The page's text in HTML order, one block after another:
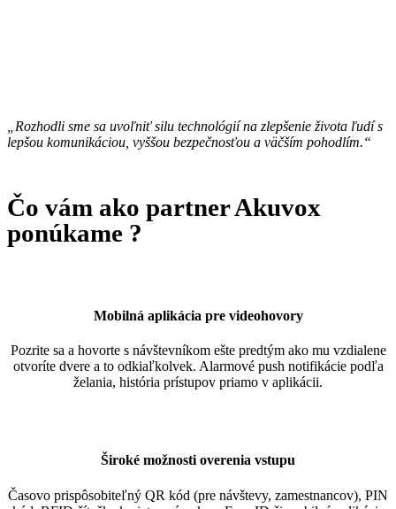
„Rozhodli sme sa uvoľniť silu technológií na zlepšenie života ľudí s
lepšou komunikáciou, vyššou bezpečnosťou a väčším pohodlím.“
Čo vám ako partner Akuvox
ponúkame ?
Mobilná aplikácia pre videohovory
Pozrite sa a hovorte s návštevníkom ešte predtým ako mu vzdialene
otvoríte dvere a to odkiaľkolvek. Alarmové push notifikácie podľa
želania, história prístupov priamo v aplikácii.
Široké možnosti overenia vstupu
Časovo prispôsobiteľný QR kód (pre návštevy, zamestnancov), PIN